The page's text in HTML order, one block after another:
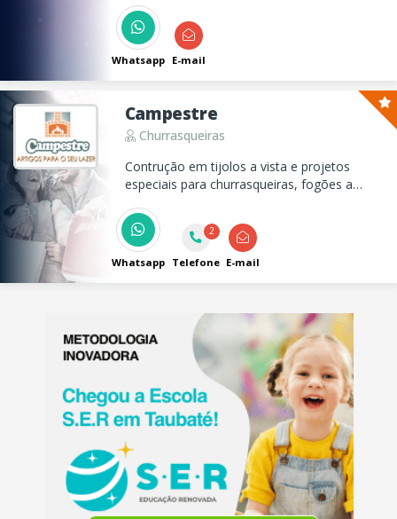
relacionamentos, promovendo
autoconhecimento e equilíbrio emocional.
Whatsapp E-mail
Campestre
Churrasqueiras
Contrução em tijolos a vista e projetos
especiais para churrasqueiras, fogões a
Whatsapp
2
Telefone E-mail